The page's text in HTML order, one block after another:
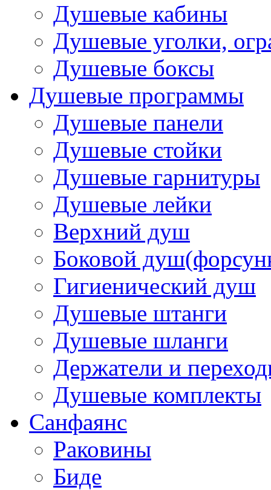
Душевые кабины
Душевые уголки,
Душевые боксы
Душевые программы
Душевые панели
Душевые стойки
Душевые гарнитуры
Душевые лейки
Верхний душ
Боковой
Гигиенический душ
Душевые штанги
Душевые шланги
Держатели и
Душевые комплекты
Санфаянс
Раковины
Биде